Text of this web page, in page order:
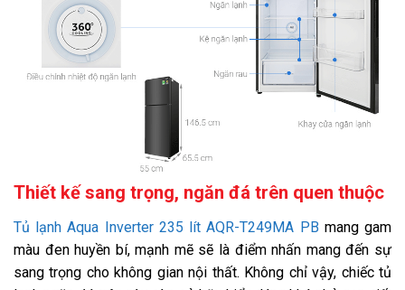
Chất liệu ống dẫn gas, dàn lạnh:
Ống dẫn gas bằng Đồng - Lá tản nhiệt bằng Nhôm
Kích thước tủ lạnh:
Cao 146.5 cm - Rộng 55 cm - Sâu 65.5 cm - Nặng 50 kg
Hãng:
Aqua. Xem thông tin hãng
Thiết kế sang trọng, ngăn đá trên quen thuộc
Tủ lạnh Aqua Inverter 235 lít AQR-T249MA PB mang gam
màu đen huyền bí, mạnh mẽ sẽ là điểm nhấn mang đến sự
sang trọng cho không gian nội thất. Không chỉ vậy, chiếc tủ